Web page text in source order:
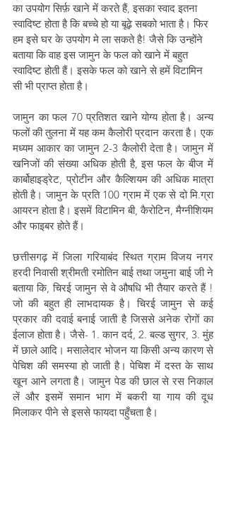
का उपयोग सिर्फ़ खाने में करते हैं, इसका स्वाद इतना
स्वादिष्ट होता है कि बच्चे हो या बूढ़े सबको भाता है। फिर
हम इसे घर के उपयोग मे ला सकते है! जैसे कि उन्होंने
बताया कि वाह इस जामुन के फल को खाने में बहुत
स्वादिष्ट होती हैं। इसके फल को खाने से हमें विटामिन
सी भी प्राप्त होता है।
जामुन का फल 70 प्रतिशत खाने योग्य होता है। अन्य
फलों की तुलना में यह कम कैलोरी प्रदान करता है। एक
मध्यम आकार का जामुन 2-3 कैलोरी देता है। जामुन में
खनिजों की संख्या अधिक होती है, इस फल के बीज में
कार्बोहाइड्रेट, प्रोटीन और कैल्शियम की अधिक मात्रा
होती है। जामुन के प्रति 100 ग्राम में एक से दो मि.ग्रा
आयरन होता है। इसमें विटामिन बी, कैरोटिन, मैग्नीशियम
और फाइबर होते हैं।
छत्तीसगढ़ में जिला गरियाबंद स्थित ग्राम विजय नगर
हरदी निवासी श्रीमती रमोतिन बाई तथा जमुना बाई जी ने
बताया कि, चिरई जामुन से वे औषधि भी तैयार करते हैं !
जो की बहुत ही लाभदायक है। चिरई जामुन से कई
प्रकार की दवाई बनाई जाती है जिससे अनेक रोगों का
ईलाज होता है। जैसे- 1. कान दर्द, 2. बल्ड सुगर, 3. मुंह
में छाले आदि। मसालेदार भोजन या किसी अन्य कारण से
पेचिश की समस्या हो जाती है। पेचिश में दस्त के साथ
खून आने लगता है। जामुन पेड की छाल से रस निकाल
लें और इसमें समान भाग में बकरी या गाय की दूध
मिलाकर पीने से इससे फायदा पहुँचता है।